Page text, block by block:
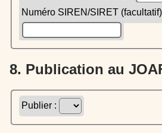
Numéro SIREN/SIRET
8. Publication au
Publier :